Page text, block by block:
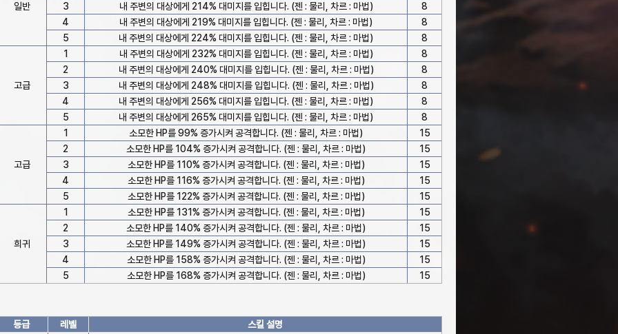
일반
3
내 주변의 대상에게 214% 대미지를 입힙니다. (젠 : 물리, 차르 : 마법)
8
4
내 주변의 대상에게 219% 대미지를 입힙니다. (젠 : 물리, 차르 : 마법)
8
5
내 주변의 대상에게 224% 대미지를 입힙니다. (젠 : 물리, 차르 : 마법) 8
고급
1 내 주변의 대상에게 232% 대미지를 입힙니다. (젠 : 물리, 차르 : 마법)
8
2
내 주변의 대상에게 240% 대미지를 입힙니다. (젠 : 물리, 차르 : 마법)
8
3
내 주변의 대상에게 248% 대미지를 입힙니다. (젠 : 물리, 차르 : 마법)
8
4
내 주변의 대상에게 256% 대미지를 입힙니다. (젠 : 물리, 차르 : 마법)
8
5
내 주변의 대상에게 265% 대미지를 입힙니다. (젠 : 물리, 차르 : 마법) 8
고급
1 소모한 HP를 99% 증가시켜 공격합니다. (젠 : 물리, 차르 : 마법)
15
2
소모한 HP를 104% 증가시켜 공격합니다. (젠 : 물리, 차르 : 마법)
15
3
소모한 HP를 110% 증가시켜 공격합니다. (젠 : 물리, 차르 : 마법)
15
4
소모한 HP를 116% 증가시켜 공격합니다. (젠 : 물리, 차르 : 마법)
15
5
소모한 HP를 122% 증가시켜 공격합니다. (젠 : 물리, 차르 : 마법) 15
희귀
1 소모한 HP를 131% 증가시켜 공격합니다. (젠 : 물리, 차르 : 마법)
15
2
소모한 HP를 140% 증가시켜 공격합니다. (젠 : 물리, 차르 : 마법)
15
3
소모한 HP를 149% 증가시켜 공격합니다. (젠 : 물리, 차르 : 마법)
15
4
소모한 HP를 158% 증가시켜 공격합니다. (젠 : 물리, 차르 : 마법)
15
5
소모한 HP를 168% 증가시켜 공격합니다. (젠 : 물리, 차르 : 마법) 15
등급 레벨 스킬 설명